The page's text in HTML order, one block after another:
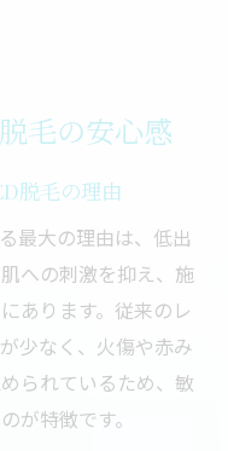
毛の安心感
脱毛の理由
最大の理由は、低出
への刺激を抑え、施
あります。従来のレ
少なく、火傷や赤み
られているため、敏
が特徴です。